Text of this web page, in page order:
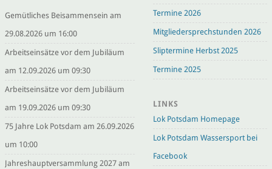
Gemütliches Beisammensein am
29.08.2026 um 16:00
Arbeitseinsätze vor dem Jubiläum
am 12.09.2026 um 09:30
Arbeitseinsätze vor dem Jubiläum
am 19.09.2026 um 09:30
75 Jahre Lok Potsdam am 26.09.2026
um 10:00
Jahreshauptversammlung 2027 am
Termine 2026
Mitgliedersprechstunden 2026
Sliptermine Herbst 2025
Termine 2025
LINKS
Lok Potsdam Homepage
Lok Potsdam Wassersport bei
Facebook